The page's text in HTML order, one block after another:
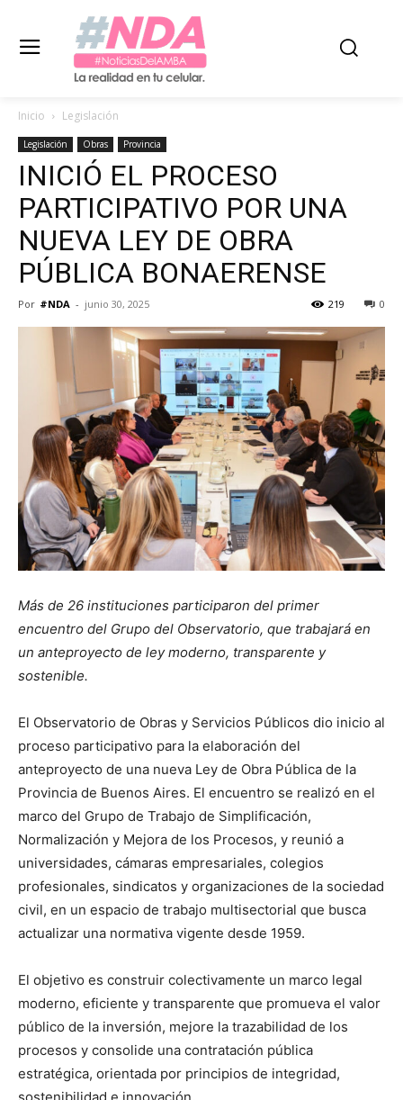
Inicio Legislación
Legislación Obras Provincia
INICIÓ EL PROCESO
PARTICIPATIVO POR UNA
NUEVA LEY DE OBRA
PÚBLICA BONAERENSE
Por #NDA - junio 30, 2025 0
219
Más de 26 instituciones participaron del primer
encuentro del Grupo del Observatorio, que trabajará en
un anteproyecto de ley moderno, transparente y
sostenible.
El Observatorio de Obras y Servicios Públicos dio inicio al
proceso participativo para la elaboración del
anteproyecto de una nueva Ley de Obra Pública de la
Provincia de Buenos Aires. El encuentro se realizó en el
marco del Grupo de Trabajo de Simplificación,
Normalización y Mejora de los Procesos, y reunió a
universidades, cámaras empresariales, colegios
profesionales, sindicatos y organizaciones de la sociedad
civil, en un espacio de trabajo multisectorial que busca
actualizar una normativa vigente desde 1959.
El objetivo es construir colectivamente un marco legal
moderno, eficiente y transparente que promueva el valor
público de la inversión, mejore la trazabilidad de los
procesos y consolide una contratación pública
estratégica, orientada por principios de integridad,